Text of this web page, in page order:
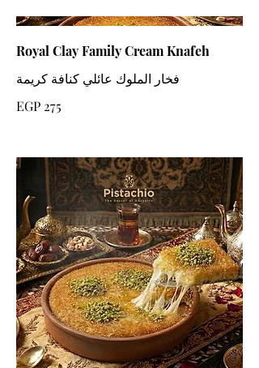
Royal Clay Family Cream Knafeh
فخار الملوك عائلي كنافة كريمة
EGP 275